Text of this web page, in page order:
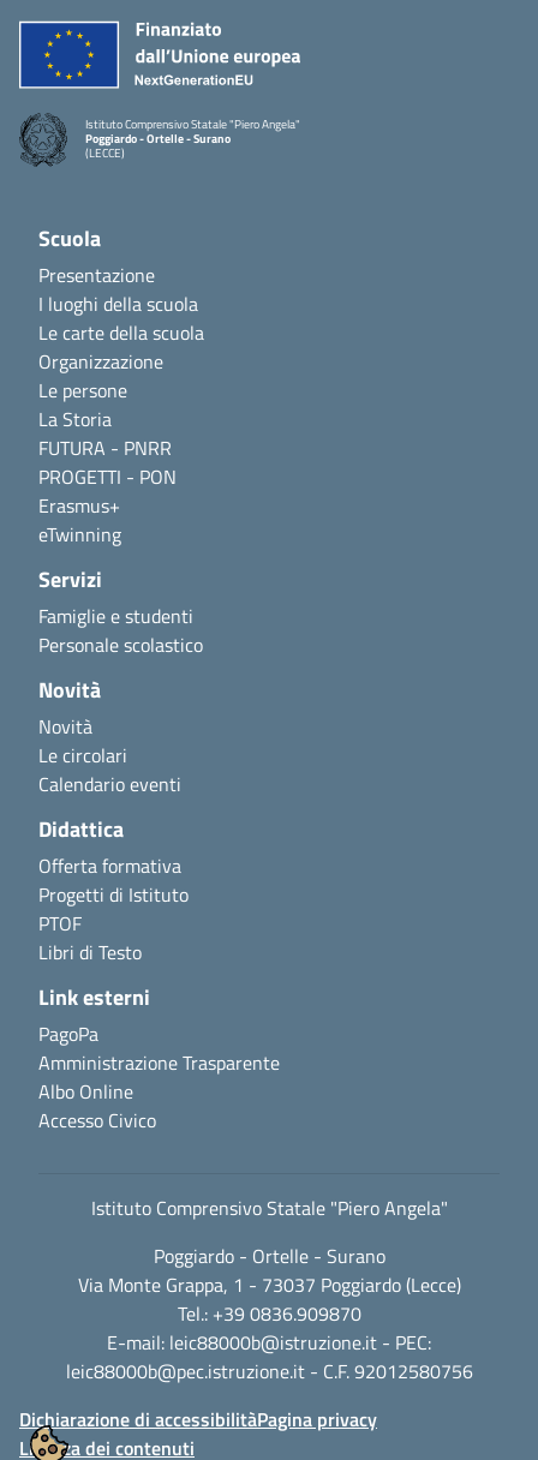
Istituto Comprensivo Statale "Piero Angela"
Poggiardo - Ortelle - Surano
(LECCE)
Scuola
Presentazione
I luoghi della scuola
Le carte della scuola
Organizzazione
Le persone
La Storia
FUTURA - PNRR
PROGETTI - PON
Erasmus+
eTwinning
Servizi
Famiglie e studenti
Personale scolastico
Novità
Novità
Le circolari
Calendario eventi
Didattica
Offerta formativa
Progetti di Istituto
PTOF
Libri di Testo
Link esterni
PagoPa
Amministrazione Trasparente
Albo Online
Accesso Civico
Istituto Comprensivo Statale "Piero Angela"
Poggiardo - Ortelle - Surano
Via Monte Grappa, 1 - 73037 Poggiardo (Lecce)
Tel.: +39 0836.909870
E-mail: leic88000b@istruzione.it - PEC:
leic88000b@pec.istruzione.it- C.F. 92012580756
Dichiarazione di accessibilitàPagina privacy
Licenza dei contenuti